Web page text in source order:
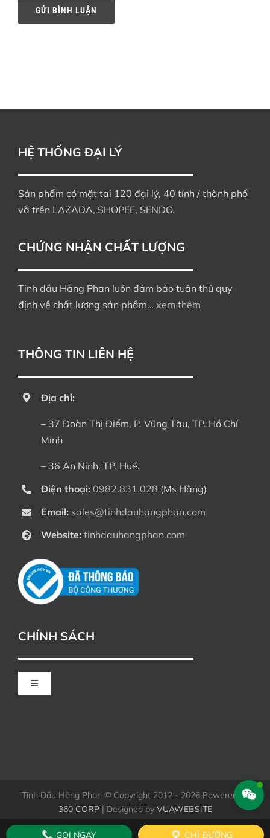
THÔNG TIN LIÊN HỆ
Địa chỉ:
– 37 Đoàn Thị Điểm, P. Vũng Tàu, TP. Hồ Chí
Minh
– 36 An Ninh, TP. Huế.
Điện thoại: 0982.831.028 (Ms Hằng)
Email: sales@tinhdauhangphan.com
Website: tinhdauhangphan.com
HỆ THỐNG ĐẠI LÝ
Sản phẩm có mặt tai 120 đại lý, 40 tỉnh / thành phố
và trên LAZADA, SHOPEE, SENDO.
CHỨNG NHẬN CHẤT LƯỢNG
Tinh dầu Hằng Phan luôn đảm bảo tuân thủ quy
định về chất lượng sản phẩm… xem thêm
CHÍNH SÁCH
Toggle
Tinh Dầu Hằng Phan © Copyright 2012 - 2026 Powered by
360 CORP| Designed by VUAWEBSITE
GỌI NGAY CHỈ ĐƯỜNG